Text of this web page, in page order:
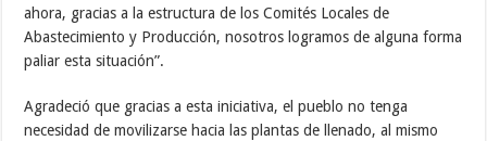
ahora, gracias a la estructura de los Comités Locales de
Abastecimiento y Producción, nosotros logramos de alguna forma
paliar esta situación”.
Agradeció que gracias a esta iniciativa, el pueblo no tenga
necesidad de movilizarse hacia las plantas de llenado, al mismo